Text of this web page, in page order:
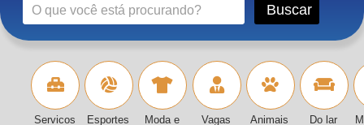
Servicos Esportes
Moda e
Vagas
Animais Do lar